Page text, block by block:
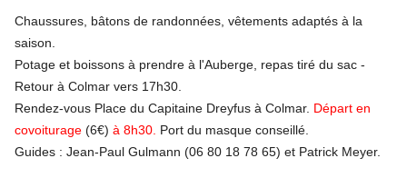
Chaussures, bâtons de randonnées, vêtements adaptés à la
saison.
Potage et boissons à prendre à l'Auberge, repas tiré du sac -
Retour à Colmar vers 17h30.
Rendez-vous Place du Capitaine Dreyfus à Colmar. Départ en
covoiturage (6€) à 8h30. Port du masque conseillé.
Guides : Jean-Paul Gulmann (06 80 18 78 65) et Patrick Meyer.